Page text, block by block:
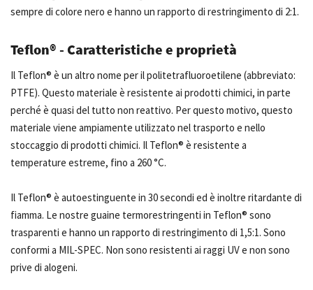
sempre di colore nero e hanno un rapporto di restringimento di 2:1.
Teflon® - Caratteristiche e proprietà
Il Teflon® è un altro nome per il politetrafluoroetilene (abbreviato:
PTFE). Questo materiale è resistente ai prodotti chimici, in parte
perché è quasi del tutto non reattivo. Per questo motivo, questo
materiale viene ampiamente utilizzato nel trasporto e nello
stoccaggio di prodotti chimici. Il Teflon® è resistente a
temperature estreme, fino a 260 °C.
Il Teflon® è autoestinguente in 30 secondi ed è inoltre ritardante di
fiamma. Le nostre guaine termorestringenti in Teflon® sono
trasparenti e hanno un rapporto di restringimento di 1,5:1. Sono
conformi a MIL-SPEC. Non sono resistenti ai raggi UV e non sono
prive di alogeni.